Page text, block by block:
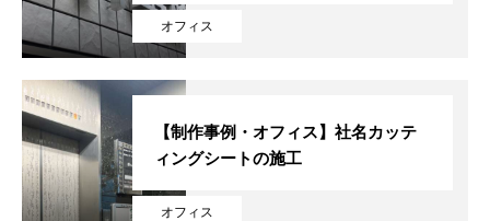
オフィス
オフィス
【制作事例・オフィス】社名カッテ
ィングシートの施工